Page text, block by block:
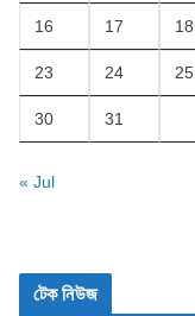
16 17 18
23 24 25
30 31
« Jul
টেক নিউজ